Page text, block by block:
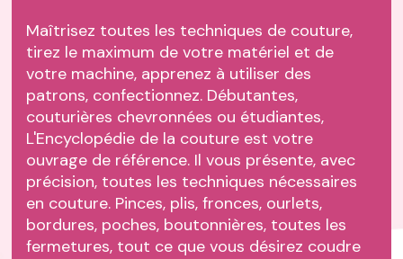
Maîtrisez toutes les techniques de couture,
tirez le maximum de votre matériel et de
votre machine, apprenez à utiliser des
patrons, confectionnez. Débutantes,
couturières chevronnées ou étudiantes,
L'Encyclopédie de la couture est votre
ouvrage de référence. Il vous présente, avec
précision, toutes les techniques nécessaires
en couture. Pinces, plis, fronces, ourlets,
bordures, poches, boutonnières, toutes les
fermetures, tout ce que vous désirez coudre